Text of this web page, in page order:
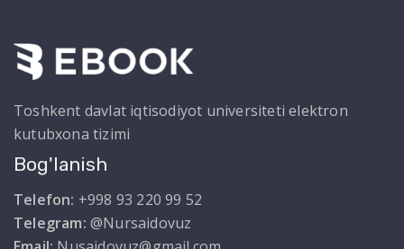
Toshkent davlat iqtisodiyot universiteti elektron
kutubxona tizimi
Bog'lanish
Telefon: +998 93 220 99 52
Telegram: @Nursaidovuz